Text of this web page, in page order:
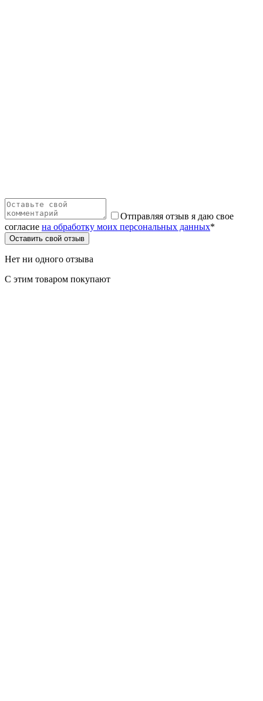
Отправляя отзыв я даю свое
согласие на обработку моих персональных данных*
Оставить свой отзыв
Нет ни одного отзыва
С этим товаром покупают